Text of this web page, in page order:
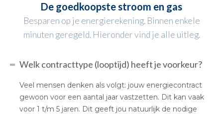
De goedkoopste stroom en gas
Besparen op je energierekening. Binnen enkele
minuten geregeld. Hieronder vind je alle uitleg.
Welk contracttype (looptijd) heeft je voorkeur?
Veel mensen denken als volgt: jouw energiecontract
gewoon voor een aantal jaar vastzetten. Dit kan vaak
voor 1 t/m 5 jaren. Dit geeft jou natuurlijk de nodige